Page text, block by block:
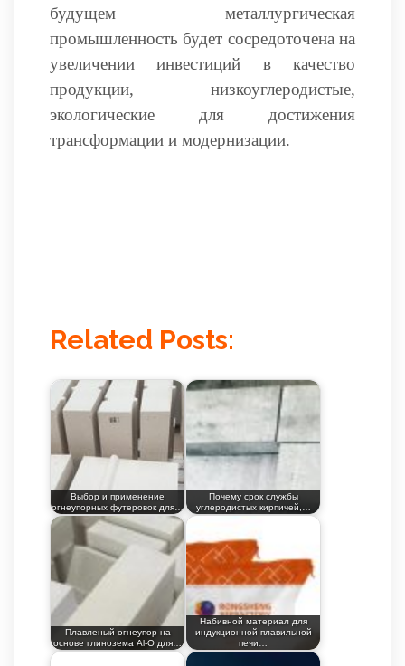
будущем металлургическая
промышленность будет сосредоточена на
увеличении инвестиций в качество
продукции, низкоуглеродистые,
экологические для достижения
трансформации и модернизации.
Related Posts:
Выбор и применение
огнеупорных футеровок для…
Почему срок службы
углеродистых кирпичей,…
Плавленый огнеупор на
основе глинозема Al-O для…
Набивной материал для
индукционной плавильной
печи…